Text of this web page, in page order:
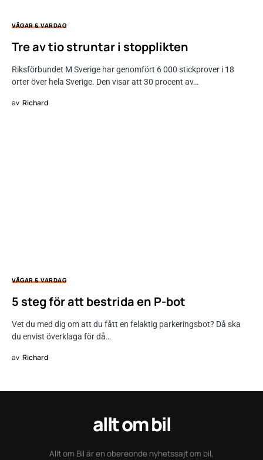
VÄGAR & VARDAG
Tre av tio struntar i stopplikten
Riksförbundet M Sverige har genomfört 6 000 stickprover i 18
orter över hela Sverige. Den visar att 30 procent av…
av Richard
VÄGAR & VARDAG
5 steg för att bestrida en P-bot
Vet du med dig om att du fått en felaktig parkeringsbot? Då ska
du envist överklaga för då…
av Richard
allt om bil
Allt om Bil är en obereonde nyhetssajt om bil,